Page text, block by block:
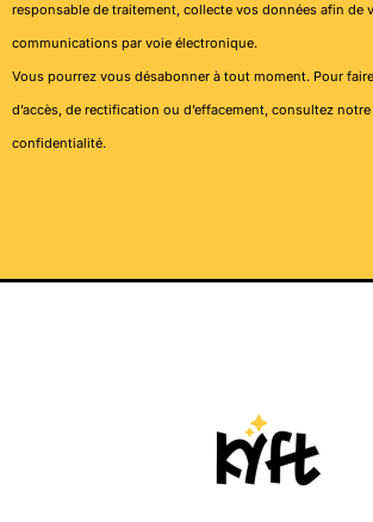
responsable de traitement, collecte vos données afin de
communications par voie électronique.
Vous pourrez vous désabonner à tout moment. Pour
d’accès, de rectification ou d’effacement, consultez notre
confidentialité.